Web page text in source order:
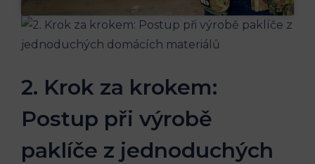
2. Krok za krokem:
Postup při výrobě
paklíče z jednoduchých